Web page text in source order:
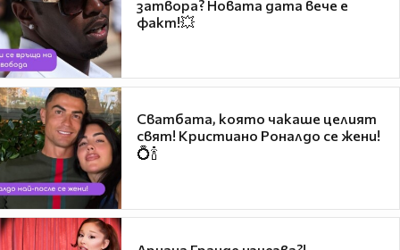
затвора? Новата дата вече е
факт!💥
Сватбата, която чакаше целият
свят! Кристиано Роналдо се жени!
💍🍾